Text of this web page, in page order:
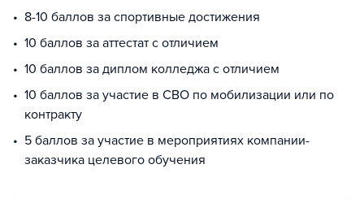
8-10 баллов за спортивные достижения
10 баллов за аттестат с отличием
10 баллов за диплом колледжа с отличием
10 баллов за участие в СВО по мобилизации или по
контракту
5 баллов за участие в мероприятиях компании-
заказчика целевого обучения